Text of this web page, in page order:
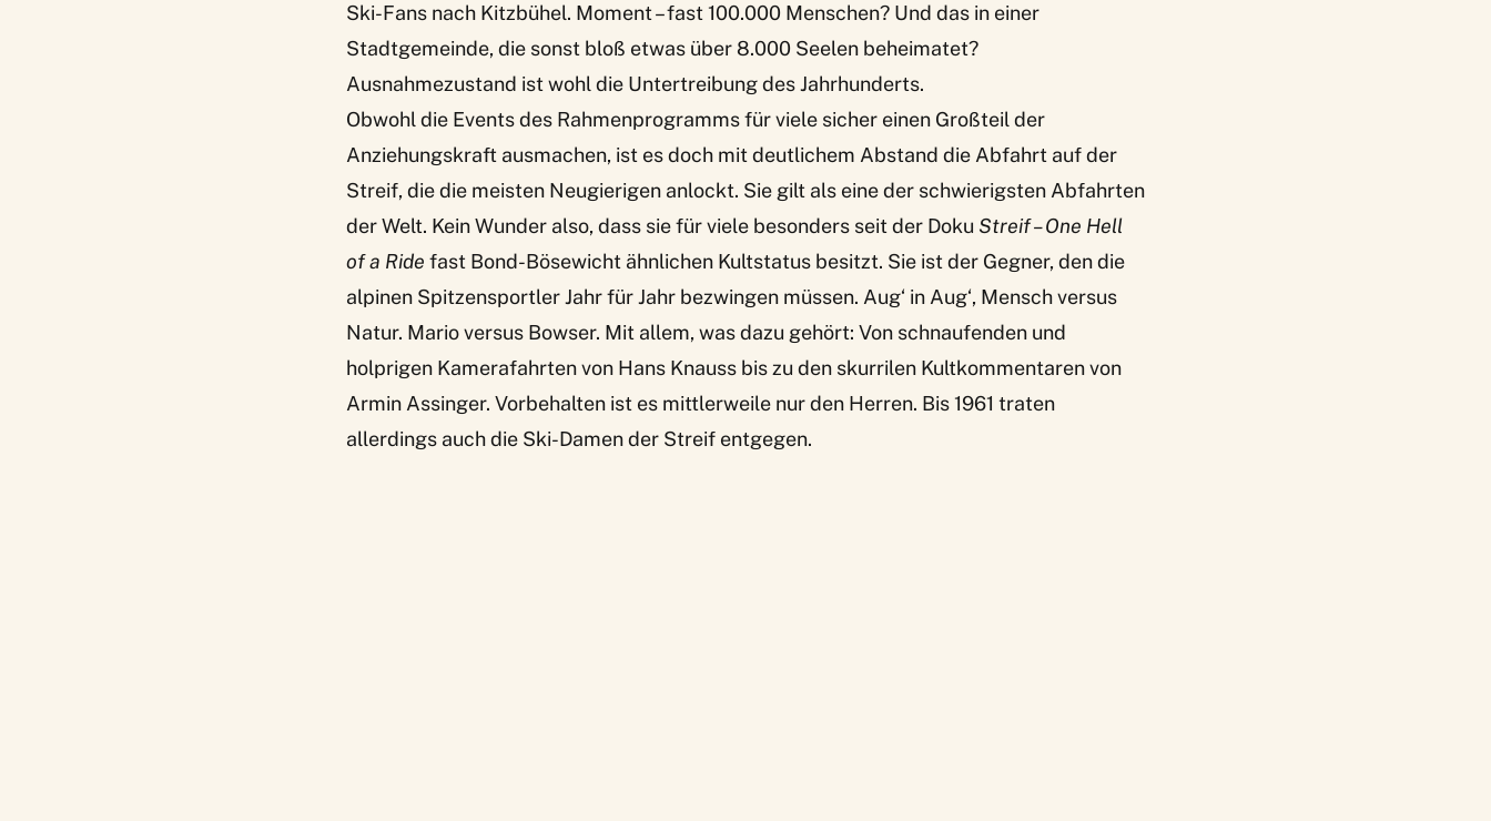
Ski-Fans nach Kitzbühel. Moment – fast 100.000 Menschen? Und das in einer
Stadtgemeinde, die sonst bloß etwas über 8.000 Seelen beheimatet?
Ausnahmezustand ist wohl die Untertreibung des Jahrhunderts.
Obwohl die Events des Rahmenprogramms für viele sicher einen Großteil der
Anziehungskraft ausmachen, ist es doch mit deutlichem Abstand die Abfahrt auf der
Streif, die die meisten Neugierigen anlockt. Sie gilt als eine der schwierigsten Abfahrten
der Welt. Kein Wunder also, dass sie für viele besonders seit der Doku Streif – One Hell
of a Ride fast Bond-Bösewicht ähnlichen Kultstatus besitzt. Sie ist der Gegner, den die
alpinen Spitzensportler Jahr für Jahr bezwingen müssen. Aug‘ in Aug‘, Mensch versus
Natur. Mario versus Bowser. Mit allem, was dazu gehört: Von schnaufenden und
holprigen Kamerafahrten von Hans Knauss bis zu den skurrilen Kultkommentaren von
Armin Assinger. Vorbehalten ist es mittlerweile nur den Herren. Bis 1961 traten
allerdings auch die Ski-Damen der Streif entgegen.